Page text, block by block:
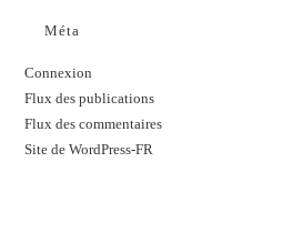
Méta
Connexion
Flux des publications
Flux des commentaires
Site de WordPress-FR